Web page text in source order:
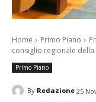
Home Primo Piano
consiglio regionale della
Primo Piano
By Redazione 25